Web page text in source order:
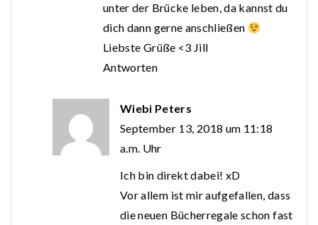
unter der Brücke leben, da kannst du
dich dann gerne anschließen
Liebste Grüße <3 Jill
Antworten
Wiebi Peters
September 13, 2018 um 11:18
a.m. Uhr
Ich bin direkt dabei! xD
Vor allem ist mir aufgefallen, dass
die neuen Bücherregale schon fast